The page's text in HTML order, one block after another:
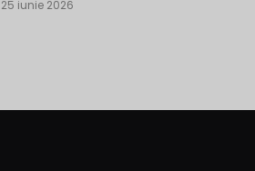
25 iunie 2026